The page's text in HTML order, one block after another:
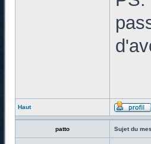
Haut
patto Sujet du